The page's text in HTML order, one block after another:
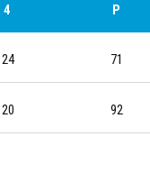
4 P
24 71
20 92